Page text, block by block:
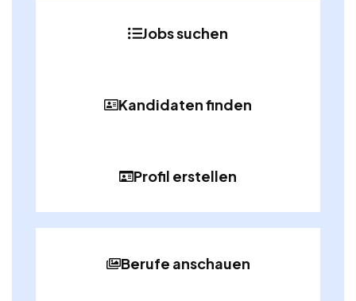
Jobs suchen
Kandidaten finden
Profil erstellen
Berufe anschauen